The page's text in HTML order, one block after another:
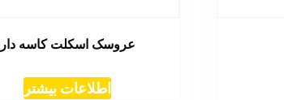
عروسک اسکلت کاسه دار
اطلاعات بیشتر